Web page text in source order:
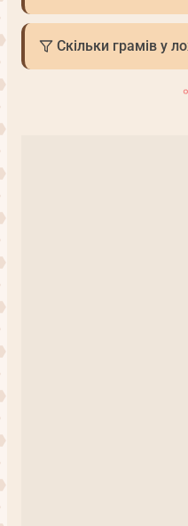
Скільки грамів у